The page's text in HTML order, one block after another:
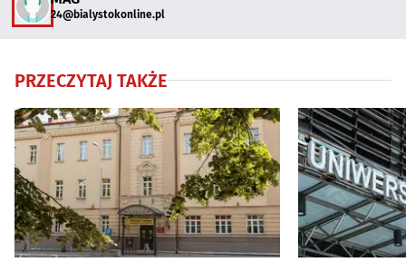
24@bialystokonline.pl
PRZECZYTAJ TAKŻE